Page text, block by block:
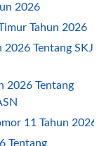
2026
Tahun 2026
2026 Tentang SKJ
2026 Tentang
11 Tahun 2026
Tentang